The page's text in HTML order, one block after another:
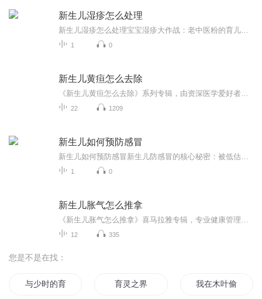
新生儿湿疹怎么处理
1 0
新生儿黄疸怎么去除
22 1209
新生儿如何预防感冒
1 0
新生儿胀气怎么推拿
12 335
您是不是在找：
与少时的育儿日记 育灵之界 我在木叶偷发育